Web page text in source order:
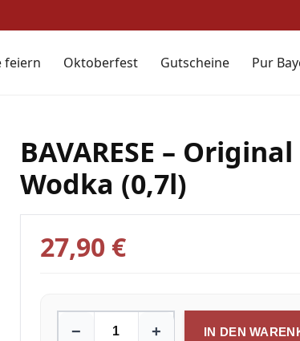
feiern Oktoberfest Gutscheine Pur
BAVARESE –
Wodka (0,7l)
27,90 €
− + IN DEN